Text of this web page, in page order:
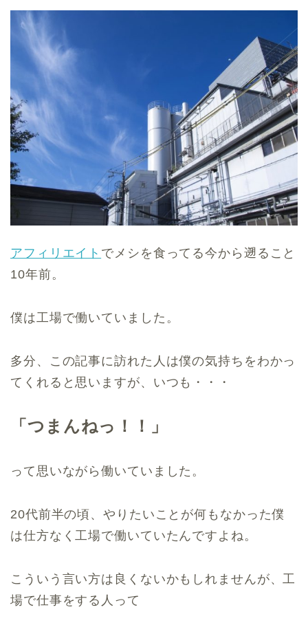
アフィリエイト でメシを食ってる今から遡ること
10年前。
僕は工場で働いていました。
多分、この記事に訪れた人は僕の気持ちをわかっ
てくれると思いますが、いつも・・・
「つまんねっ！！」
って思いながら働いていました。
20代前半の頃、やりたいことが何もなかった僕
は仕方なく工場で働いていたんですよね。
こういう言い方は良くないかもしれませんが、工
場で仕事をする人って